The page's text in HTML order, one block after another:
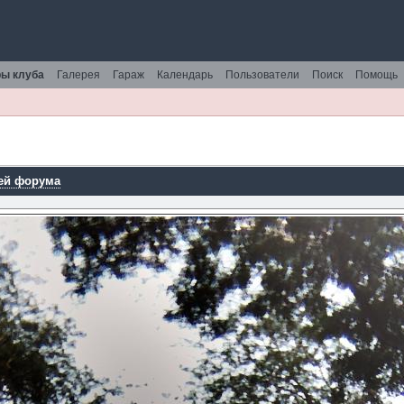
Помощь
Поиск
Пользователи
Календарь
Гараж
Галерея
клуба
форума